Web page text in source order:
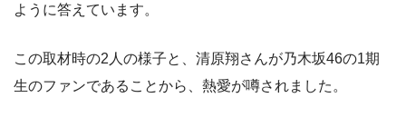
ように答えています。
この取材時の2人の様子と、清原翔さんが乃木坂46の1期
生のファンであることから、熱愛が噂されました。